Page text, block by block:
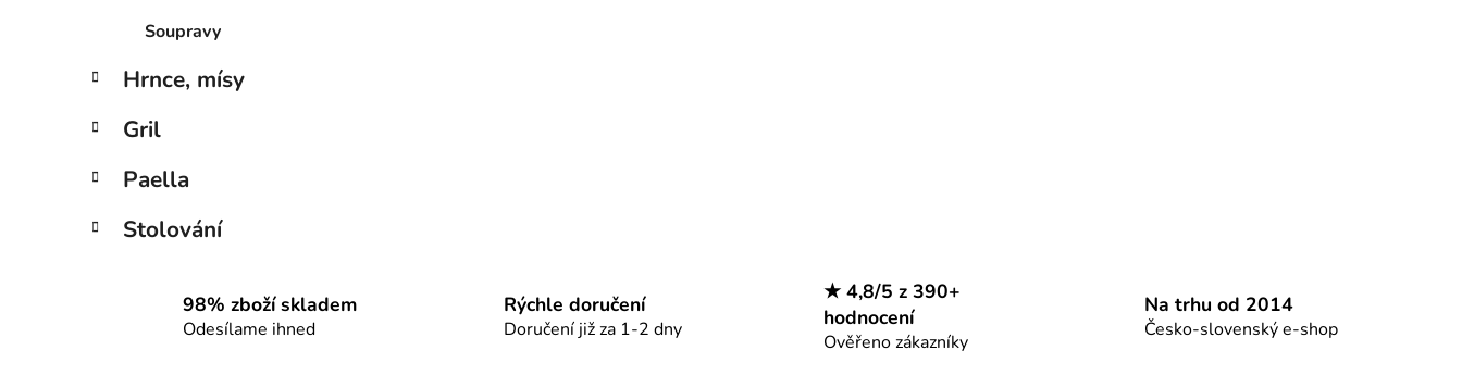
Soupravy
Hrnce, mísy
Gril
Paella
Stolování
i
s
u
98% zboží skladem
Odesílame ihned
Rýchle doručení
Doručení již za 1-2 dny
★ 4,8/5 z 390+
hodnocení
Ověřeno zákazníky
Na trhu od 2014
Česko-slovenský e-shop